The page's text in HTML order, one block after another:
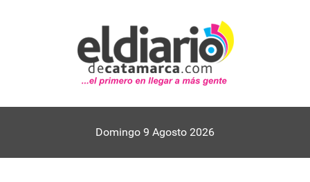
Domingo 9 Agosto 2026